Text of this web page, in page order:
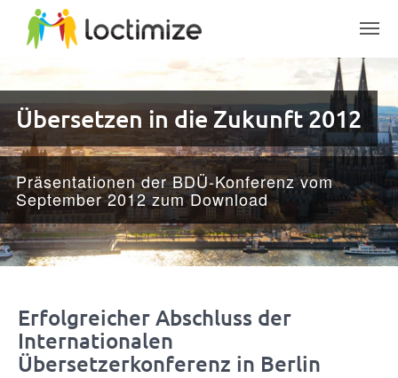
Skip to main content
Übersetzen in die Zukunft 2012
Präsentationen der BDÜ-Konferenz vom
September 2012 zum Download
Erfolgreicher Abschluss der
Internationalen
Übersetzerkonferenz in Berlin